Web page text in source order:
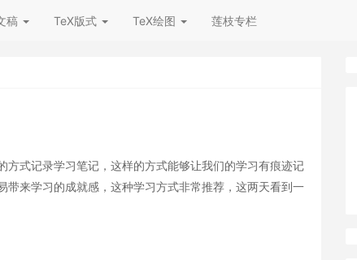
稿 TeX版式 TeX绘图 莲枝专栏
式记录学习笔记，这样的方式能够让我们的学习有痕迹记
来学习的成就感，这种学习方式非常推荐，这两天看到一